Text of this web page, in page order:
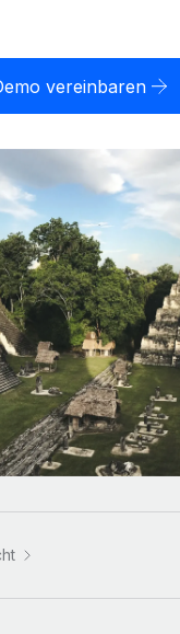
ohne Kosten für
Record
weltweite Arbeit mit
und Verwalten von
komplexen HR-Aufgaben
der HR in
Kernfunktionen für dein
in allen US-
Payroll-Lösungen für
HR-Lösungen, um
Konzerne und
von Global-HR-
berechnen
zu möglichen Währungen
für globale
Anmelden
vereinbaren